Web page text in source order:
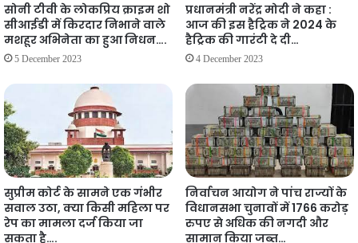
सोनी टीवी के लोकप्रिय क्राइम शो
सीआईडी में किरदार निभाने वाले
मशहूर अभिनेता का हुआ निधन….
5 December 2023
प्रधानमंत्री नरेंद्र मोदी ने कहा :
आज की इस हैट्रिक ने 2024 के
हैट्रिक की गारंटी दे दी…
4 December 2023
सुप्रीम कोर्ट के सामने एक गंभीर
सवाल उठा, क्या किसी महिला पर
रेप का मामला दर्ज किया जा
सकता है….
निर्वाचन आयोग ने पांच राज्यों के
विधानसभा चुनावों में 1766 करोड़
रुपए से अधिक की नगदी और
सामान किया जब्त…